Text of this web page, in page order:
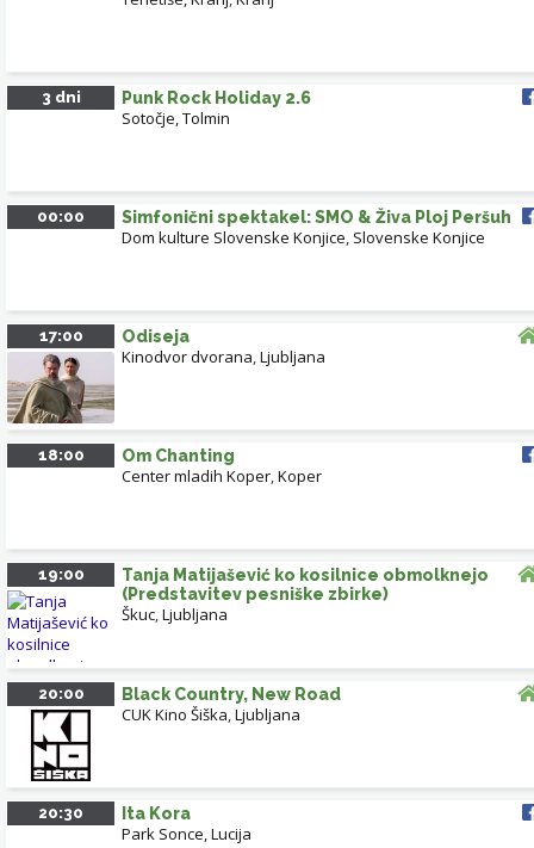
3 dni Punk Rock Holiday 2.6
Sotočje, Tolmin
00:00 Simfonični spektakel: SMO & Živa Ploj Peršuh
Dom kulture Slovenske Konjice, Slovenske Konjice
17:00 Odiseja
Kinodvor dvorana,Ljubljana
18:00 Om Chanting
Center mladih Koper,Koper
19:00
Tanja Matijašević ko kosilnice obmolknejo
(Predstavitev pesniške zbirke)
Škuc,Ljubljana
20:00 Black Country, New Road
CUK Kino Šiška,Ljubljana
20:30 Ita Kora
Park Sonce, Lucija